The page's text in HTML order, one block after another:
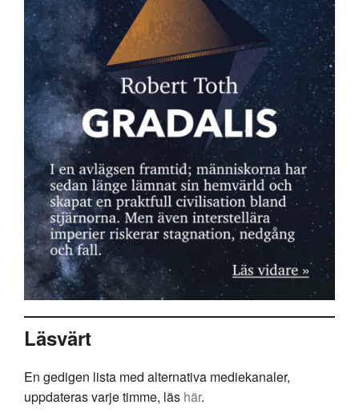
Läsvärt
En gedigen lista med alternativa mediekanaler,
uppdateras varje timme, läs här.